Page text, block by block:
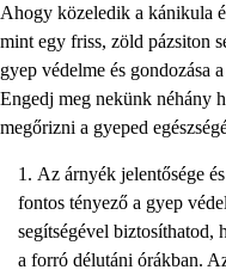
Ahogy közeledik a kánikula
mint egy friss, zöld pázsiton
gyep védelme és gondozása
Engedj meg nekünk néhány
megőrizni a gyeped
Az árnyék jelentősége
fontos tényező a gyep
segítségével biztosíthatod,
a forró délutáni órákban.